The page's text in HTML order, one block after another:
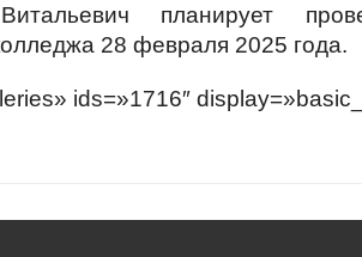
планирует
28 февраля 2025 года.
ids=»1716″